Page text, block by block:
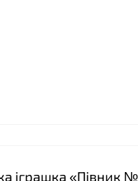
іграшка «Півник